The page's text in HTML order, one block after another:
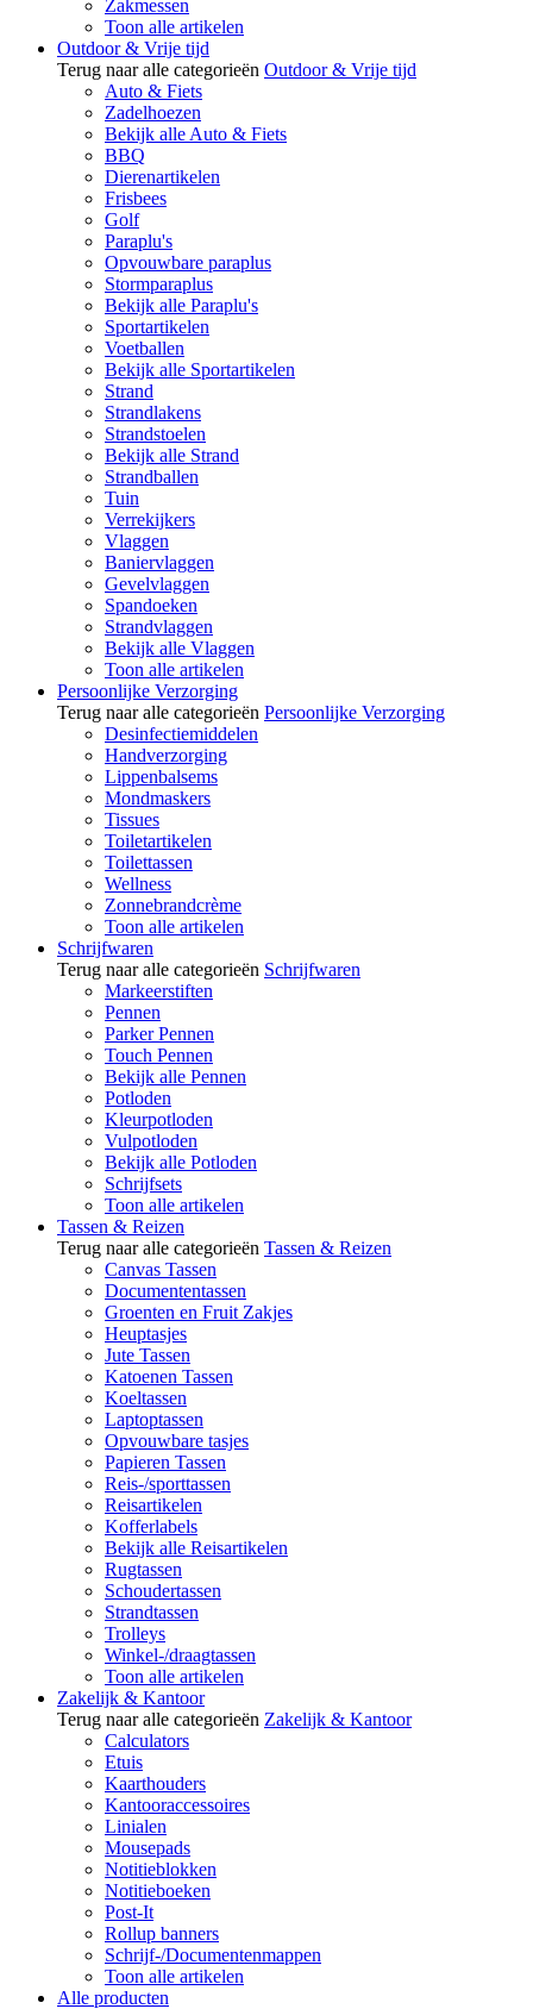
Zakmessen
Toon alle artikelen
Outdoor & Vrije tijd
Terug naar alle categorieën Outdoor & Vrije tijd
Auto & Fiets
Zadelhoezen
Bekijk alle Auto & Fiets
BBQ
Dierenartikelen
Frisbees
Golf
Paraplu's
Opvouwbare paraplus
Stormparaplus
Bekijk alle Paraplu's
Sportartikelen
Voetballen
Bekijk alle Sportartikelen
Strand
Strandlakens
Strandstoelen
Bekijk alle Strand
Strandballen
Tuin
Verrekijkers
Vlaggen
Baniervlaggen
Gevelvlaggen
Spandoeken
Strandvlaggen
Bekijk alle Vlaggen
Toon alle artikelen
Persoonlijke Verzorging
Terug naar alle categorieën Persoonlijke Verzorging
Desinfectiemiddelen
Handverzorging
Lippenbalsems
Mondmaskers
Tissues
Toiletartikelen
Toilettassen
Wellness
Zonnebrandcrème
Toon alle artikelen
Schrijfwaren
Terug naar alle categorieën Schrijfwaren
Markeerstiften
Pennen
Parker Pennen
Touch Pennen
Bekijk alle Pennen
Potloden
Kleurpotloden
Vulpotloden
Bekijk alle Potloden
Schrijfsets
Toon alle artikelen
Tassen & Reizen
Terug naar alle categorieën Tassen & Reizen
Canvas Tassen
Documententassen
Groenten en Fruit Zakjes
Heuptasjes
Jute Tassen
Katoenen Tassen
Koeltassen
Laptoptassen
Opvouwbare tasjes
Papieren Tassen
Reis-/sporttassen
Reisartikelen
Kofferlabels
Bekijk alle Reisartikelen
Rugtassen
Schoudertassen
Strandtassen
Trolleys
Winkel-/draagtassen
Toon alle artikelen
Zakelijk & Kantoor
Terug naar alle categorieën Zakelijk & Kantoor
Calculators
Etuis
Kaarthouders
Kantooraccessoires
Linialen
Mousepads
Notitieblokken
Notitieboeken
Post-It
Rollup banners
Schrijf-/Documentenmappen
Toon alle artikelen
Alle producten